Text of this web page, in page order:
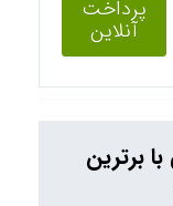
پرداخت
آنلاین
برترین